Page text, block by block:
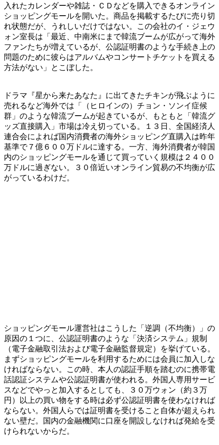
入れたカレンダーや雑誌・ＣＤなどを購入できるオンライン
ショッピングモールを開いた。商品を掲載するたびに売り切
れ状態だが、うれしいだけではない。この会社のイ・ジェウ
ォン室長は「最近、中南米にまで韓流ブームが広がって海外
ファンたちが増えているが、公認証明書のような手続き上の
問題のために彼らはアルバムやコンサートチケットを買える
方法がない」とこぼした。
ドラマ『星から来たあなた』に出てきたチキンが飛ぶように
売れるなど海外では「（ヒロインの）チョン・ソンイ症候
群」のような韓流ブームが起きているが、もともと「韓流グ
ッズ直接購入」市場は冷え切っている。１３日、全国経済人
連合会によれば国内消費者の海外ショッピング直購入は昨年
基準で７億６００万ドルに達する。一方、海外消費者が韓国
内のショッピングモールを通じて買っていく規模は２４００
万ドルに過ぎない。３０倍近いオンライン貿易の不均衡が広
がっているわけだ。
ショッピングモール運営社はこうした「逆調（不均衡）」の
原因の１つに、公認証明書のような「決済システム」規制
（電子金融取引法および電子金融監督規定）を挙げている。
まずショッピングモールを利用するためには会員に加入しな
ければならない。この時、本人の認証手順を踏むのに携帯電
話認証システムや公認証明書が使われる。外国人専用サービ
スなどでやっと加入するとしても、３０万ウォン（約３万
円）以上の買い物をする時は必ず公認証明書を使わなければ
ならない。外国人らでは証明書を受けること自体が超えられ
ない壁だ。国内の金融機関に口座を開設しなければ発給を受
けられないからだ。